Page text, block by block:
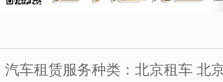
汽车租赁服务种类：北京租车 北